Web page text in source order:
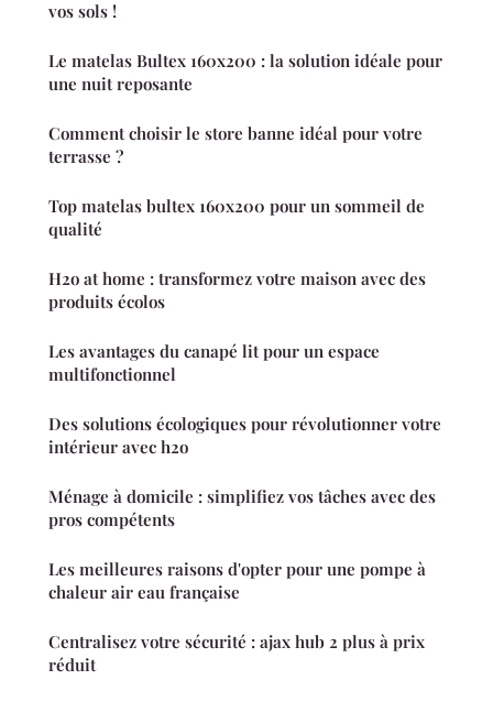
vos sols !
Le matelas Bultex 160x200 : la solution idéale pour
une nuit reposante
Comment choisir le store banne idéal pour votre
terrasse ?
Top matelas bultex 160x200 pour un sommeil de
qualité
H2o at home : transformez votre maison avec des
produits écolos
Les avantages du canapé lit pour un espace
multifonctionnel
Des solutions écologiques pour révolutionner votre
intérieur avec h2o
Ménage à domicile : simplifiez vos tâches avec des
pros compétents
Les meilleures raisons d'opter pour une pompe à
chaleur air eau française
Centralisez votre sécurité : ajax hub 2 plus à prix
réduit